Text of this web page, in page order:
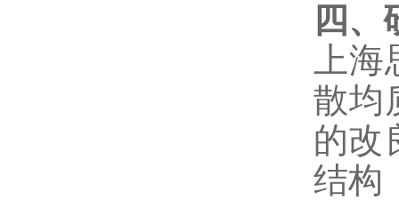
四、
上
散均
的改
结构